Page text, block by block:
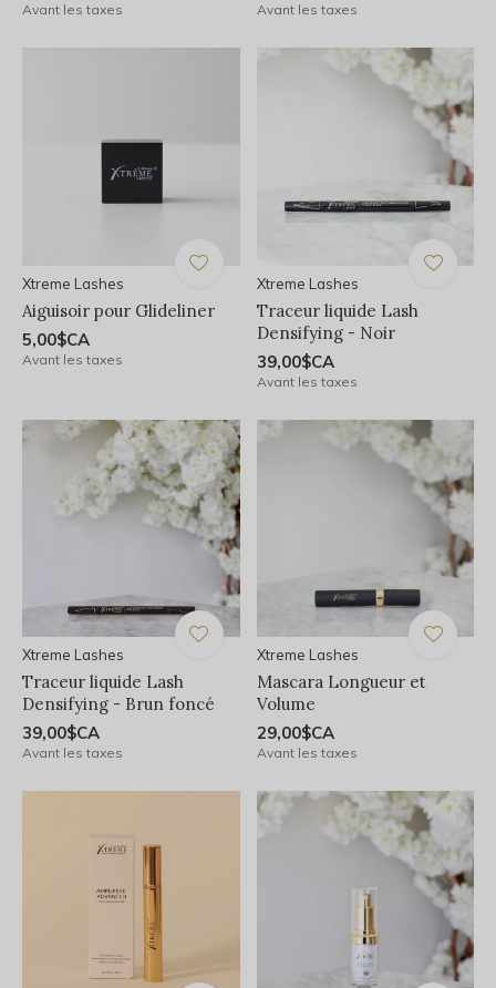
Avant les taxes Avant les taxes
Xtreme Lashes
Aiguisoir pour Glideliner
5,00$CA
Avant les taxes
Xtreme Lashes
Traceur liquide Lash
Densifying - Noir
39,00$CA
Avant les taxes
Xtreme Lashes
Traceur liquide Lash
Densifying - Brun foncé
39,00$CA
Avant les taxes
Xtreme Lashes
Mascara Longueur et
Volume
29,00$CA
Avant les taxes